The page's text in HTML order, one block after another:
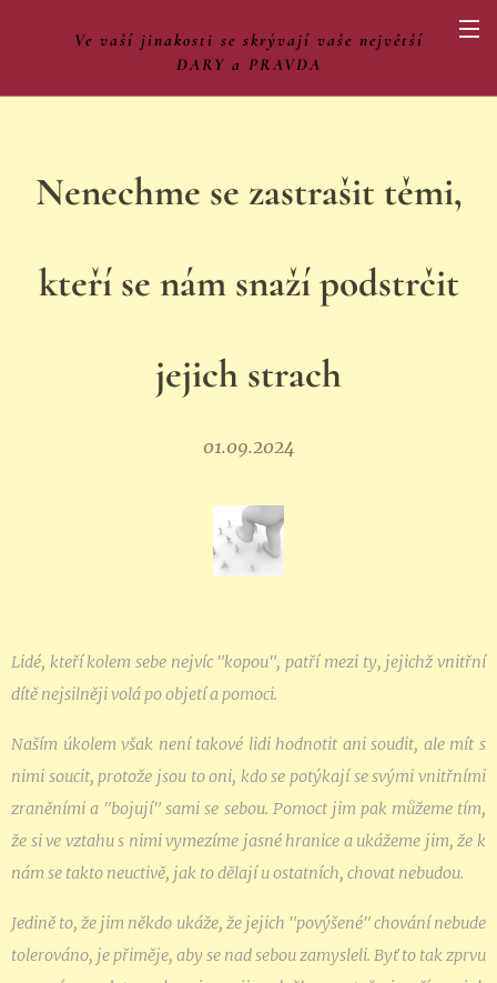
Ve vaší jinakosti se skrývají vaše největší
DARY a PRAVDA
Nenechme se zastrašit těmi,
kteří se nám snaží podstrčit
jejich strach
01.09.2024
Lidé, kteří kolem sebe nejvíc "kopou", patří mezi ty, jejichž vnitřní
dítě nejsilněji volá po objetí a pomoci.
Naším úkolem však není takové lidi hodnotit ani soudit, ale mít s
nimi soucit, protože jsou to oni, kdo se potýkají se svými vnitřními
zraněními a "bojují" sami se sebou. Pomoct jim pak můžeme tím,
že si ve vztahu s nimi vymezíme jasné hranice a ukážeme jim, že k
nám se takto neuctivě, jak to dělají u ostatních, chovat nebudou.
Jedině to, že jim někdo ukáže, že jejich "povýšené" chování nebude
tolerováno, je přiměje, aby se nad sebou zamysleli. Byť to tak zprvu